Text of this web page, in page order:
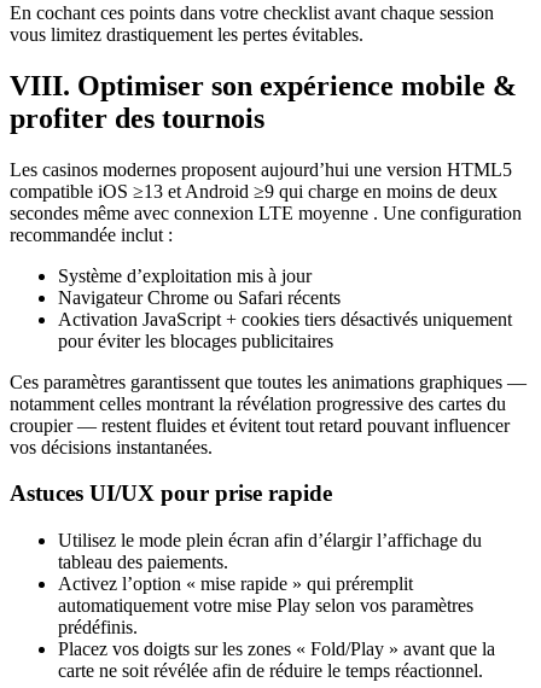
En cochant ces points dans votre checklist avant chaque session
vous limitez drastiquement les pertes évitables.
VIII. Optimiser son expérience mobile &
profiter des tournois
Les casinos modernes proposent aujourd’hui une version HTML5
compatible iOS ≥13 et Android ≥9 qui charge en moins de deux
secondes même avec connexion LTE moyenne . Une configuration
recommandée inclut :
Système d’exploitation mis à jour
Navigateur Chrome ou Safari récents
Activation JavaScript + cookies tiers désactivés uniquement
pour éviter les blocages publicitaires
Ces paramètres garantissent que toutes les animations graphiques —
notamment celles montrant la révélation progressive des cartes du
croupier — restent fluides et évitent tout retard pouvant influencer
vos décisions instantanées.
Astuces UI/UX pour prise rapide
Utilisez le mode plein écran afin d’élargir l’affichage du
tableau des paiements.
Activez l’option « mise rapide » qui préremplit
automatiquement votre mise Play selon vos paramètres
prédéfinis.
Placez vos doigts sur les zones « Fold/Play » avant que la
carte ne soit révélée afin de réduire le temps réactionnel.